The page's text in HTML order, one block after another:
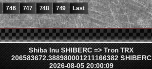
746 747 748 749 Last
Shiba Inu SHIBERC => Tron TRX
206583672.388980001211166382 SHIBERC
2026-08-05 20:00:09